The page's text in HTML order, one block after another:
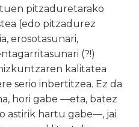
pitzaduretarako
(edo pitzadurez
erosotasunari,
(?!)
kalitatea
serio inbertitzea. Ez da
hori gabe —eta, batez
astirik hartu gabe—, jai